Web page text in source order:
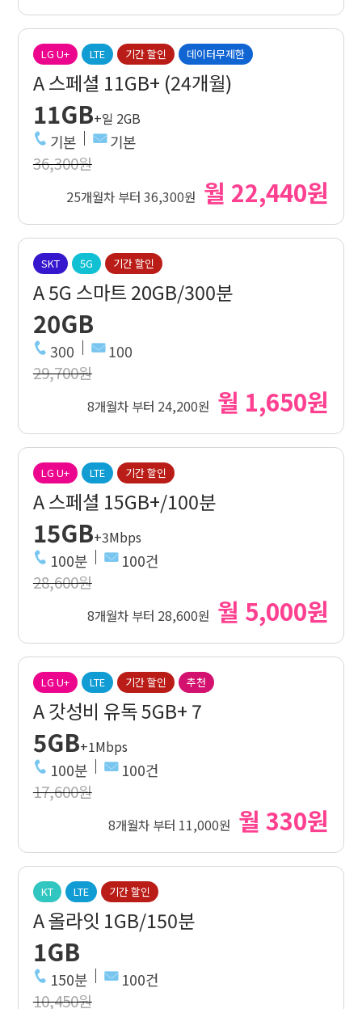
LG U+ LTE 기간 할인 데이터무제한
A 스페셜 11GB+ (24개월)
11GB+일 2GB
기본 기본
36,300원
25개월차 부터 36,300원 월 22,440원
SKT 5G 기간 할인
A 5G 스마트 20GB/300분
20GB
300 100
29,700원
8개월차 부터 24,200원 월 1,650원
LG U+ LTE 기간 할인
A 스페셜 15GB+/100분
15GB+3Mbps
100분 100건
28,600원
8개월차 부터 28,600원 월 5,000원
LG U+ LTE 기간 할인 추천
A 갓성비 유독 5GB+ 7
5GB+1Mbps
100분 100건
17,600원
8개월차 부터 11,000원 월 330원
KT LTE 기간 할인
A 올라잇 1GB/150분
1GB
150분 100건
10,450원